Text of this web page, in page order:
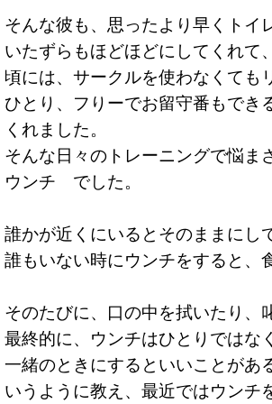
そんな彼も、思ったより早くトイ
いたずらもほどほどにしてくれて
頃には、サークルを使わなくても
ひとり、フりーでお留守番もでき
くれました。
そんな日々のトレーニングで悩ま
ウンチ でした。
誰かが近くにいるとそのままにし
誰もいない時にウンチをすると、
そのたびに、口の中を拭いたり、
最終的に、ウンチはひとりではな
一緒のときにするといいことがあ
いうように教え、最近ではウンチ